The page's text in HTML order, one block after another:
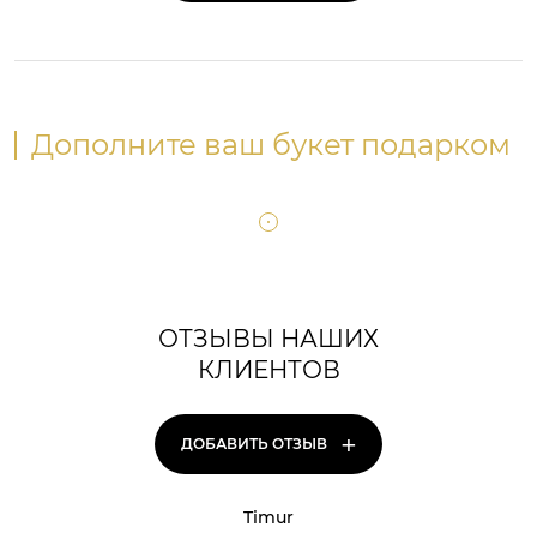
Дополните ваш букет подарком
ОТЗЫВЫ НАШИХ
КЛИЕНТОВ
ДОБАВИТЬ ОТЗЫВ +
Timur